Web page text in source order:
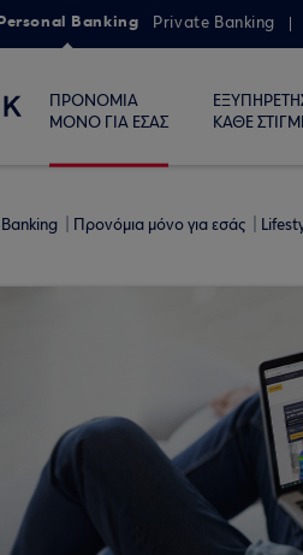
Banking Private Banking
ΠΡΟΝΟΜΙΑ
ΜΟΝΟ ΓΙΑ ΕΣΑΣ
ΚΑΘΕ
Προνόμια μόνο για εσάς